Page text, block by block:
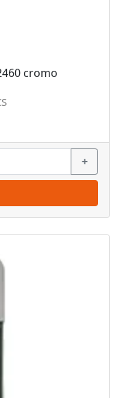
cromo
+